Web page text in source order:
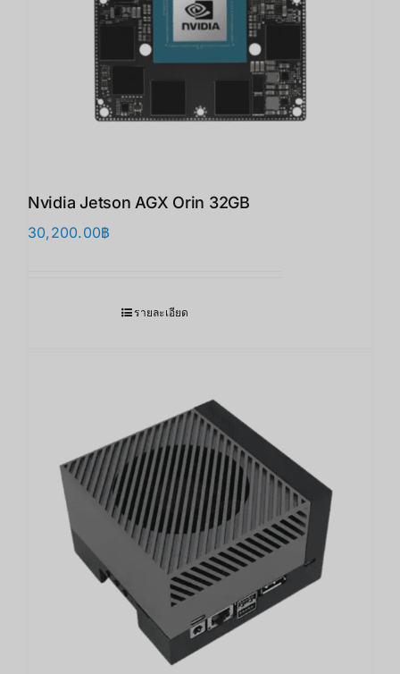
Nvidia Jetson AGX Orin 32GB
30,200.00฿
รายละเอียด